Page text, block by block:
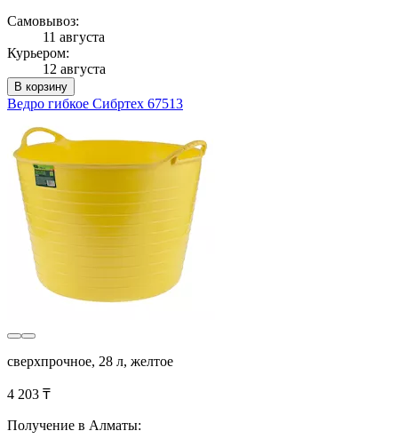
Самовывоз:
11 августа
Курьером:
12 августа
В корзину
Ведро гибкое Сибртех 67513
сверхпрочное, 28 л, желтое
4 203 ₸
Получение в Алматы: